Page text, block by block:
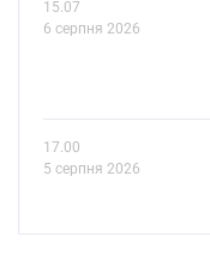
15.07
6 серпня 2026
17.00
5 серпня 2026